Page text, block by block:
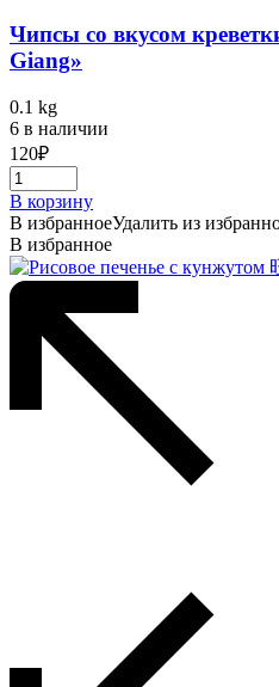
Чипсы со вкусом
Giang»
0.1 kg
6 в наличии
120₽
В корзину
В избранноеУдалить из
В избранное